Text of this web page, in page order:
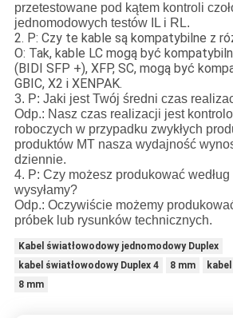
przetestowane pod kątem kontroli
jednomodowych testów IL i RL.
2. P: Czy te kable są kompatybilne z
O: Tak, kable LC mogą być
(BIDI SFP +), XFP, SC, mogą być
GBIC, X2 i XENPAK.
3. P: Jaki jest Twój średni czas
Odp.: Nasz czas realizacji jest
roboczych w przypadku zwykłych
produktów MT nasza wydajność
dziennie.
4. P: Czy możesz produkować
wysyłamy?
Odp.: Oczywiście możemy
próbek lub rysunków technicznych.
Kabel światłowodowy jednomodowy Duplex
kabel światłowodowy Duplex 4
8 mm
8 mm